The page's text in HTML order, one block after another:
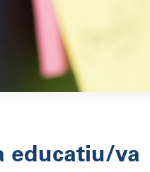
educatiu/va